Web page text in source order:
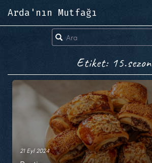
Arda'nın Mutfağı
Etiket: 15.sezon
21 Eyl 2024